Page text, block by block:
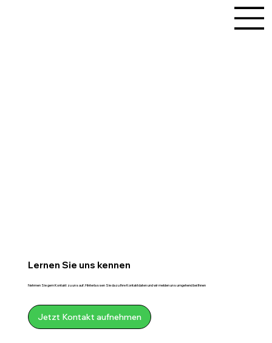
Lernen Sie uns kennen
Nehmen Sie gern Kontakt zu uns auf. Hinterlassen Sie dazu Ihre Kontaktdaten und wir melden uns umgehend bei Ihnen
Jetzt Kontakt aufnehmen